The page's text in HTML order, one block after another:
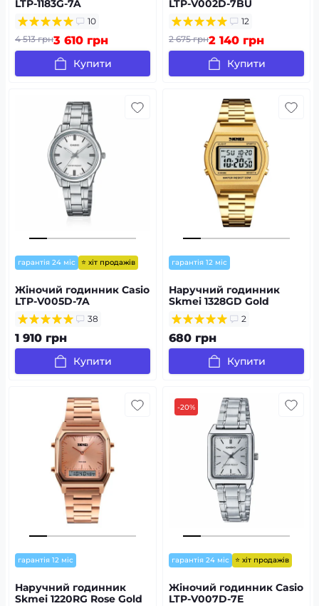
LTP-1183G-7A
10
4 513 грн3 610 грн
Купити
LTP-V002D-7BU
12
2 675 грн2 140 грн
Купити
гарантія 24 міс ⭐ хіт продажів
Жіночий годинник Casio
LTP-V005D-7A
38
1 910 грн
Купити
гарантія 12 міс
Наручний годинник
Skmei 1328GD Gold
2
680 грн
Купити
гарантія 12 міс
Наручний годинник
Skmei 1220RG Rose Gold
-20%
гарантія 24 міс ⭐ хіт продажів
Жіночий годинник Casio
LTP-V007D-7E